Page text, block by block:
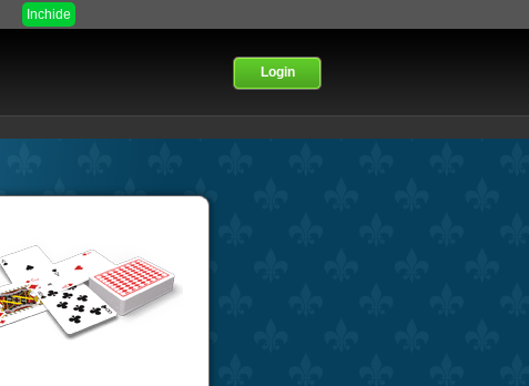
Inchide
Login